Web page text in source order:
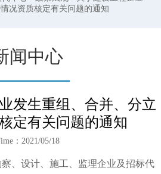
况资质核定有关问题的通知
闻中心
发生重组、合并、分立
定有关问题的通知
：2021/05/18
、设计、施工、监理企业及招标代